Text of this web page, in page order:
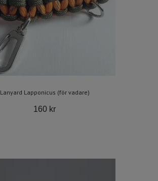
Lanyard Lapponicus (för vadare)
160 kr